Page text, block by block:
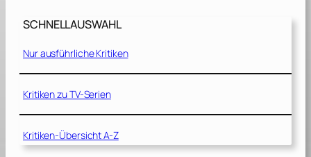
d
h
e
r
f
[
SCHNELLAUSWAHL
Nur ausführliche Kritiken
Kritiken zu TV-Serien
Kritiken-Übersicht A-Z